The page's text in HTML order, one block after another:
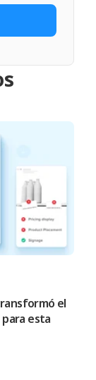
el
esta